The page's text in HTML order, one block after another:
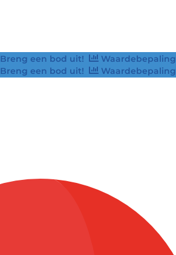
Breng een bod uit!
Waardebepaling
Breng een bod uit! Waardebepaling